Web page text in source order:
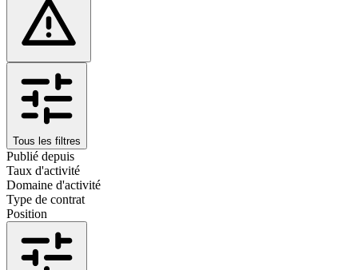
Tous les filtres
Publié depuis
Taux d'activité
Domaine d'activité
Type de contrat
Position